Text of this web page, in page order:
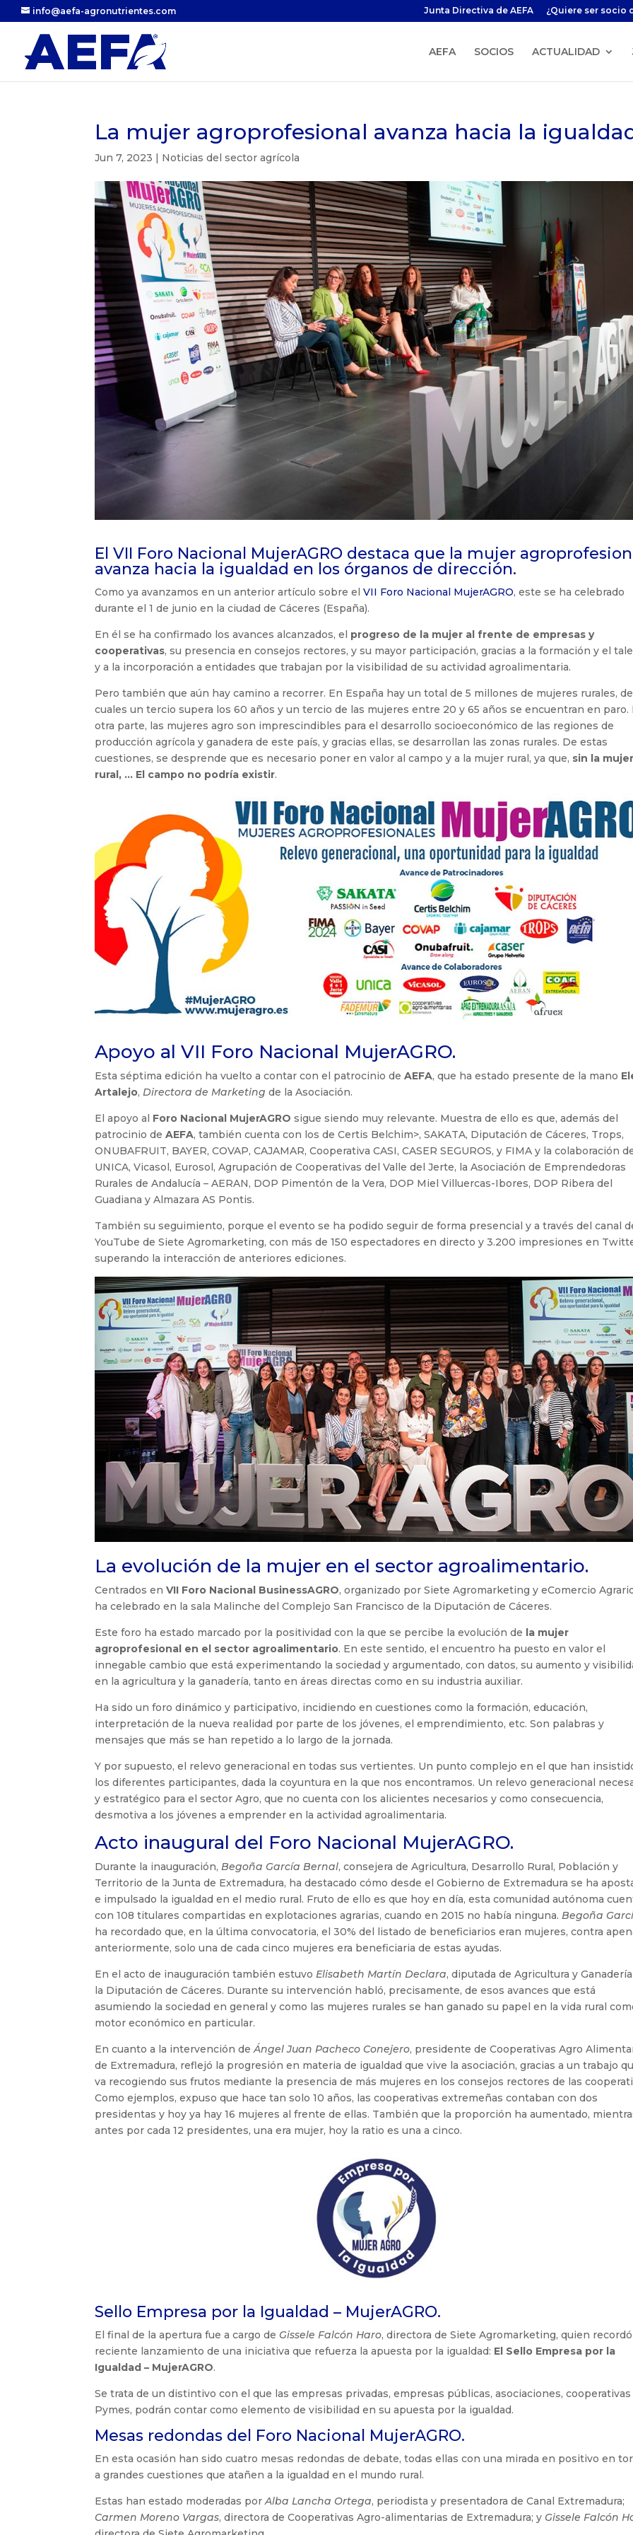
info@aefa-agronutrientes.com Junta Directiva de AEFA ¿Quiere ser socio
AEFA SOCIOS ACTUALIDAD
La mujer agroprofesional avanza hacia la
Jun 7, 2023 | Noticias del sector agrícola
El VII Foro Nacional MujerAGRO destaca que la mujer
avanza hacia la igualdad en los órganos de dirección.
Como ya avanzamos en un anterior artículo sobre elVII Foro Nacional MujerAGRO, este se ha celebrado
durante el 1 de junio en la ciudad de Cáceres (España).
En él se ha confirmado los avances alcanzados, el progreso de la mujer al frente de empresas y
cooperativas, su presencia en consejos rectores, y su mayor participación, gracias a la formación y el
y a la incorporación a entidades que trabajan por la visibilidad de su actividad agroalimentaria.
Pero también que aún hay camino a recorrer. En España hay un total de 5 millones de mujeres rurales,
cuales un tercio supera los 60 años y un tercio de las mujeres entre 20 y 65 años se encuentran en paro.
otra parte, las mujeres agro son imprescindibles para el desarrollo socioeconómico de las regiones de
producción agrícola y ganadera de este país, y gracias ellas, se desarrollan las zonas rurales. De estas
cuestiones, se desprende que es necesario poner en valor al campo y a la mujer rural, ya que, sin la mujer
rural, … El campo no podría existir.
Apoyo al VII Foro Nacional MujerAGRO.
Esta séptima edición ha vuelto a contar con el patrocinio deAEFA, que ha estado presente de la mano
Artalejo,Directora de Marketing de la Asociación.
El apoyo al Foro Nacional MujerAGRO sigue siendo muy relevante. Muestra de ello es que, además del
patrocinio deAEFA, también cuenta con los de Certis Belchim>, SAKATA, Diputación de Cáceres, Trops,
ONUBAFRUIT, BAYER, COVAP, CAJAMAR, Cooperativa CASI, CASER SEGUROS, y FIMA y la colaboración
UNICA, Vicasol, Eurosol, Agrupación de Cooperativas del Valle del Jerte, la Asociación de Emprendedoras
Rurales de Andalucía – AERAN, DOP Pimentón de la Vera, DOP Miel Villuercas-Ibores, DOP Ribera del
Guadiana y Almazara AS Pontis.
También su seguimiento, porque el evento se ha podido seguir de forma presencial y a través del canal
YouTube de Siete Agromarketing, con más de 150 espectadores en directo y 3.200 impresiones en
superando la interacción de anteriores ediciones.
La evolución de la mujer en el sector agroalimentario.
Centrados enVII Foro Nacional BusinessAGRO, organizado por Siete Agromarketing y eComercio
ha celebrado en la sala Malinche del Complejo San Francisco de la Diputación de Cáceres.
Este foro ha estado marcado por la positividad con la que se percibe la evolución de la mujer
agroprofesional en el sector agroalimentario. En este sentido, el encuentro ha puesto en valor el
innegable cambio que está experimentando la sociedad y argumentado, con datos, su aumento y
en la agricultura y la ganadería, tanto en áreas directas como en su industria auxiliar.
Ha sido un foro dinámico y participativo, incidiendo en cuestiones como la formación, educación,
interpretación de la nueva realidad por parte de los jóvenes, el emprendimiento, etc. Son palabras y
mensajes que más se han repetido a lo largo de la jornada.
Y por supuesto, el relevo generacional en todas sus vertientes. Un punto complejo en el que han
los diferentes participantes, dada la coyuntura en la que nos encontramos. Un relevo generacional
y estratégico para el sector Agro, que no cuenta con los alicientes necesarios y como consecuencia,
desmotiva a los jóvenes a emprender en la actividad agroalimentaria.
Acto inaugural del Foro Nacional MujerAGRO.
Durante la inauguración,Begoña García Bernal, consejera de Agricultura, Desarrollo Rural, Población y
Territorio de la Junta de Extremadura, ha destacado cómo desde el Gobierno de Extremadura se ha
e impulsado la igualdad en el medio rural. Fruto de ello es que hoy en día, esta comunidad autónoma
con 108 titulares compartidas en explotaciones agrarias, cuando en 2015 no había ninguna.Begoña
ha recordado que, en la última convocatoria, el 30% del listado de beneficiarios eran mujeres, contra
anteriormente, solo una de cada cinco mujeres era beneficiaria de estas ayudas.
En el acto de inauguración también estuvoElisabeth Martín Declara, diputada de Agricultura y
la Diputación de Cáceres. Durante su intervención habló, precisamente, de esos avances que está
asumiendo la sociedad en general y como las mujeres rurales se han ganado su papel en la vida rural
motor económico en particular.
En cuanto a la intervención deÁngel Juan Pacheco Conejero, presidente de Cooperativas Agro
de Extremadura, reflejó la progresión en materia de igualdad que vive la asociación, gracias a un trabajo
va recogiendo sus frutos mediante la presencia de más mujeres en los consejos rectores de las
Como ejemplos, expuso que hace tan solo 10 años, las cooperativas extremeñas contaban con dos
presidentas y hoy ya hay 16 mujeres al frente de ellas. También que la proporción ha aumentado,
antes por cada 12 presidentes, una era mujer, hoy la ratio es una a cinco.
Sello Empresa por la Igualdad – MujerAGRO.
El final de la apertura fue a cargo de Gissele Falcón Haro, directora de Siete Agromarketing, quien
reciente lanzamiento de una iniciativa que refuerza la apuesta por la igualdad: El Sello Empresa por la
Igualdad – MujerAGRO.
Se trata de un distintivo con el que las empresas privadas, empresas públicas, asociaciones, cooperativas
Pymes, podrán contar como elemento de visibilidad en su apuesta por la igualdad.
Mesas redondas del Foro Nacional MujerAGRO.
En esta ocasión han sido cuatro mesas redondas de debate, todas ellas con una mirada en positivo en
a grandes cuestiones que atañen a la igualdad en el mundo rural.
Estas han estado moderadas porAlba Lancha Ortega, periodista y presentadora de Canal Extremadura;
Carmen Moreno Vargas, directora de Cooperativas Agro-alimentarias de Extremadura; y Gissele Falcón